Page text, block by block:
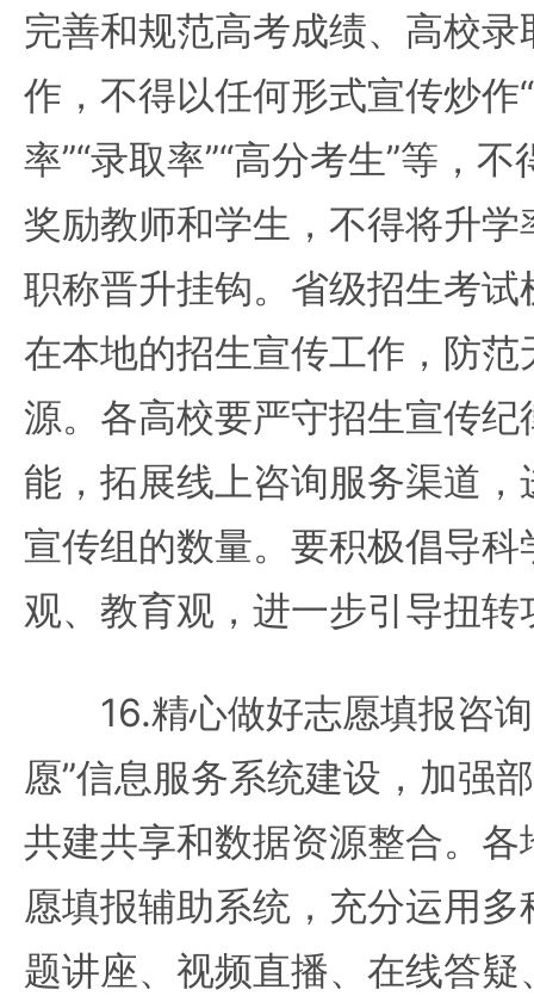
完善和规范高考成绩、高校
作，不得以任何形式宣传炒作
率”“录取率”“高分考生”等，
奖励教师和学生，不得将升
职称晋升挂钩。省级招生考
在本地的招生宣传工作，防
源。各高校要严守招生宣传
能，拓展线上咨询服务渠道
宣传组的数量。要积极倡导
观、教育观，进一步引导扭
16.精心做好志愿填报咨询
愿”信息服务系统建设，加强
共建共享和数据资源整合。
愿填报辅助系统，充分运用
题讲座、视频直播、在线答